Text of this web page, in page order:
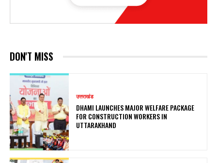
DON'T MISS
उत्तराखंड
DHAMI LAUNCHES MAJOR WELFARE PACKAGE
FOR CONSTRUCTION WORKERS IN
UTTARAKHAND